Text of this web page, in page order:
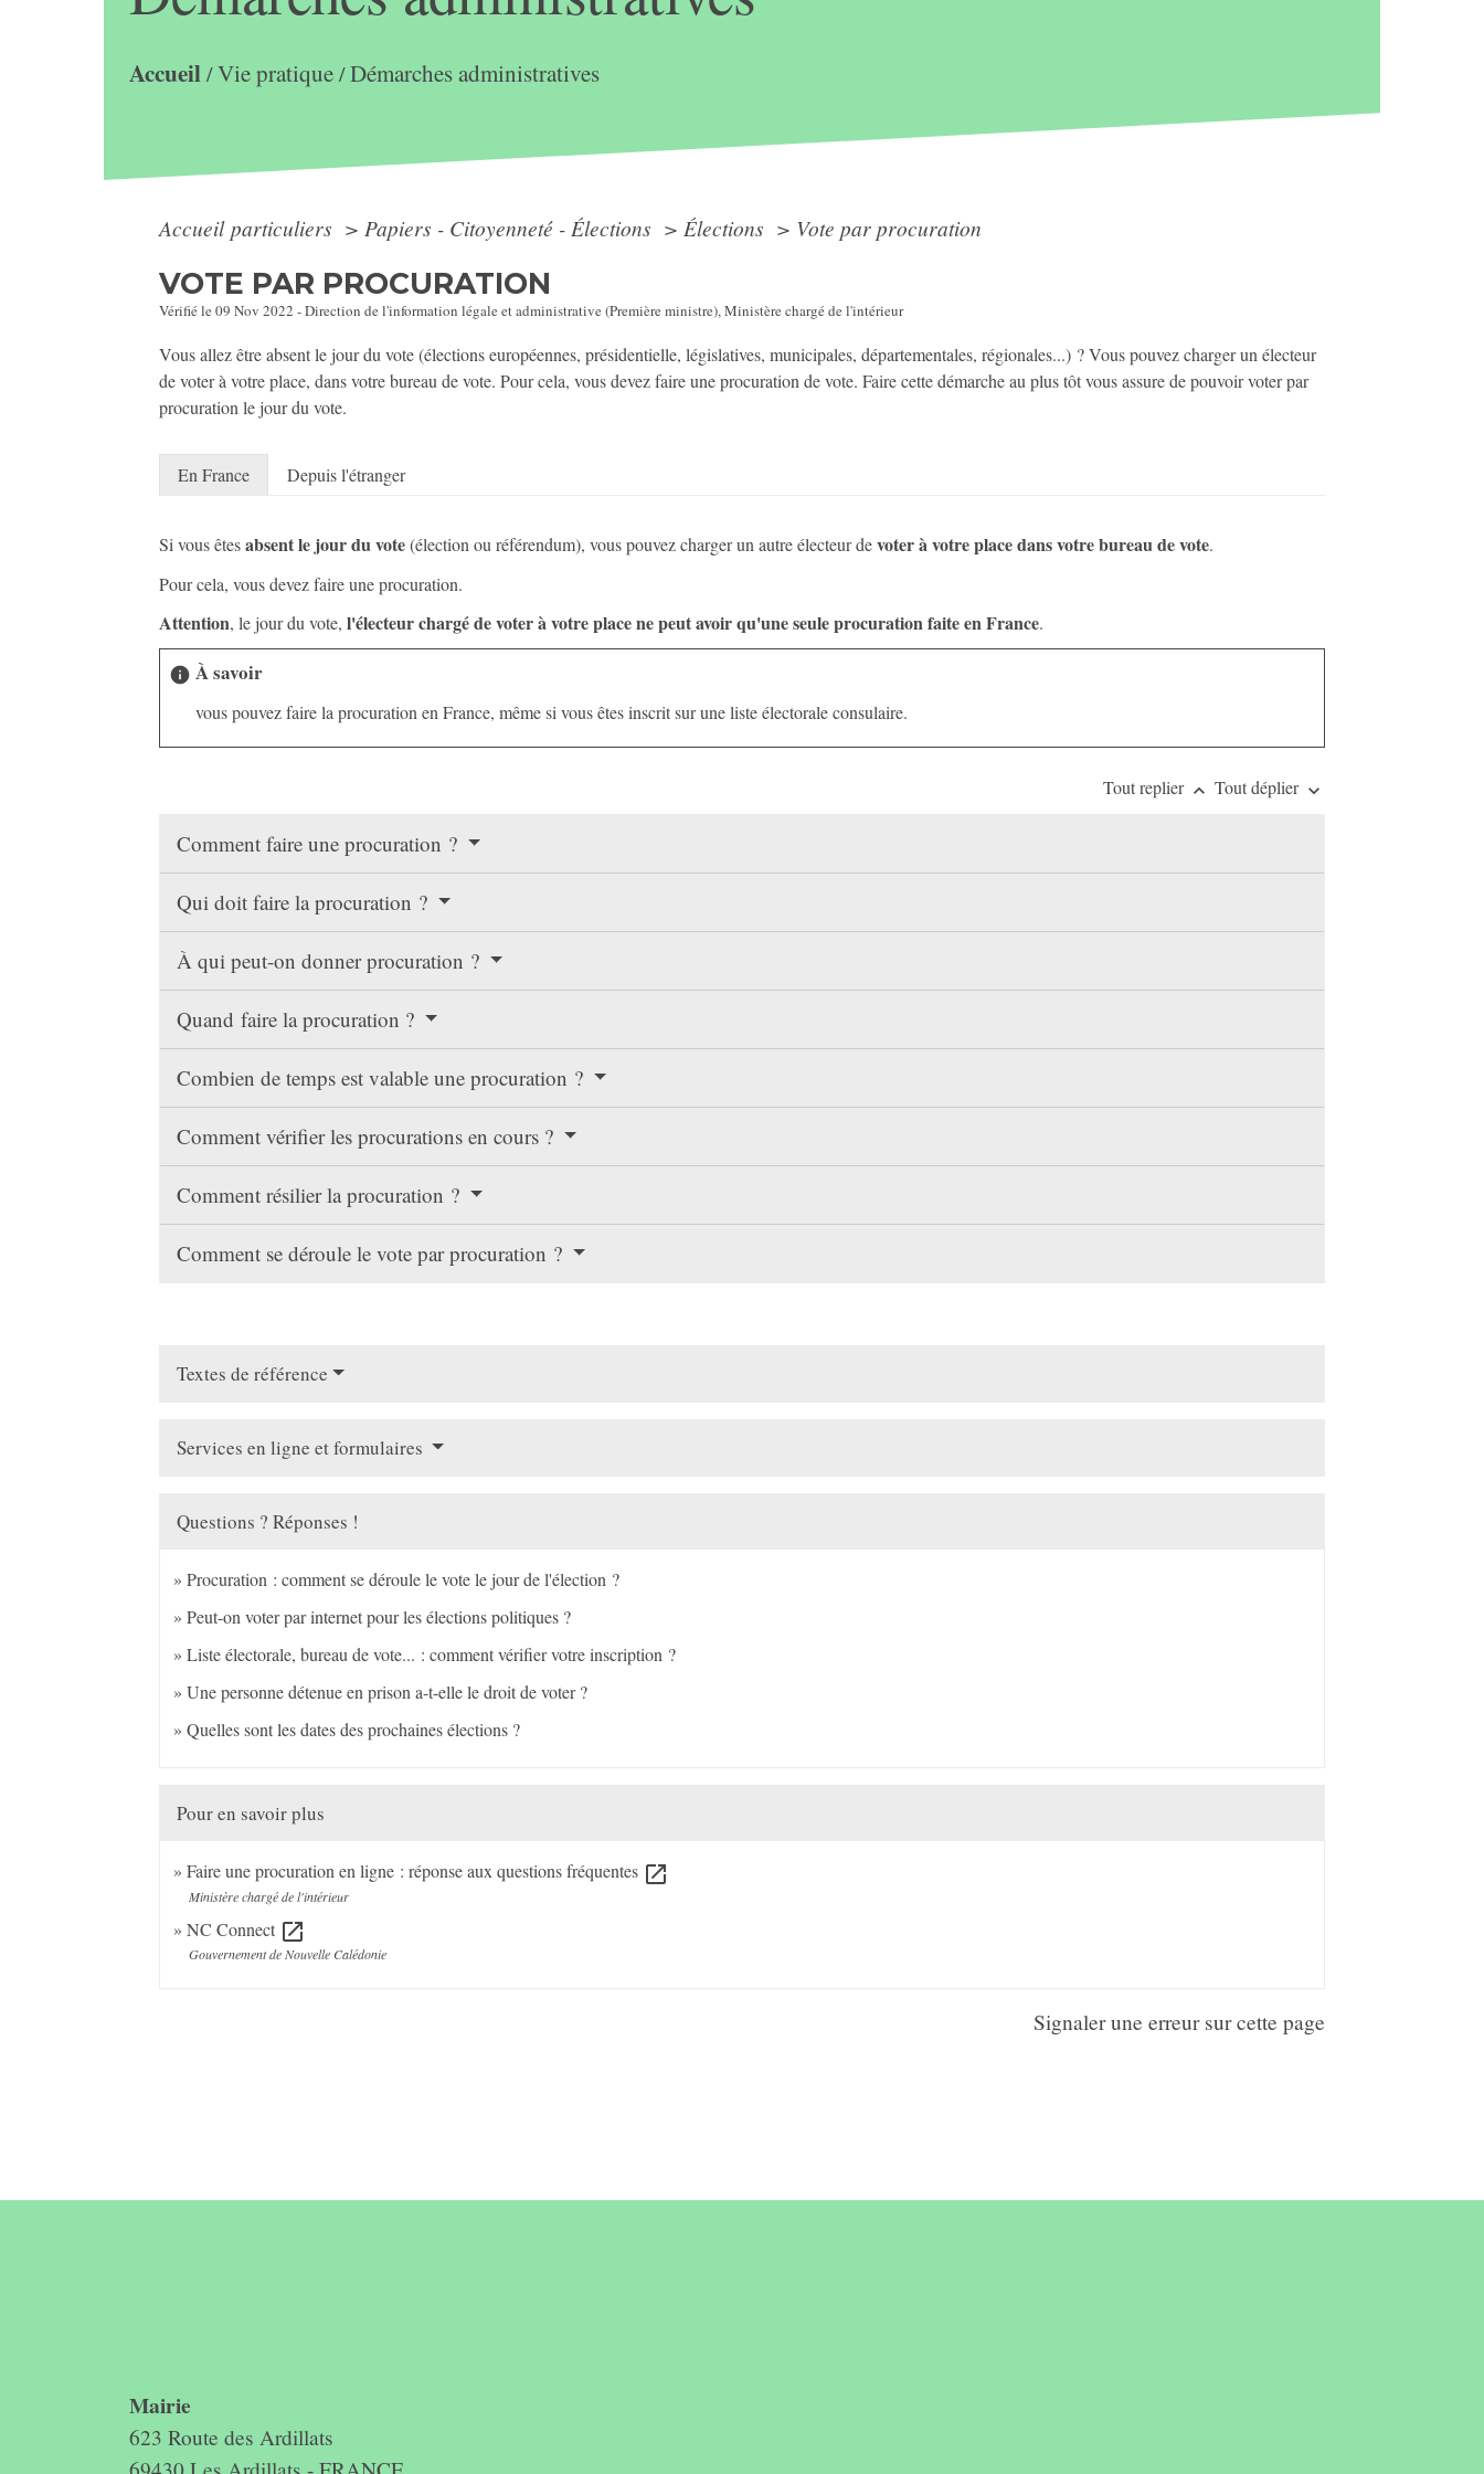
Accueil/Vie pratique/Démarches administratives
Accueil particuliers > Papiers - Citoyenneté - Élections > Élections > Vote par procuration
VOTE PAR PROCURATION
Vérifié le 09 Nov 2022 - Direction de l'information légale et administrative (Première ministre), Ministère chargé de l'intérieur
Vous allez être absent le jour du vote (élections européennes, présidentielle, législatives, municipales, départementales, régionales...) ? Vous pouvez charger un électeur
de voter à votre place, dans votre bureau de vote. Pour cela, vous devez faire une procuration de vote. Faire cette démarche au plus tôt vous assure de pouvoir voter par
procuration le jour du vote.
En France Depuis l'étranger
Si vous êtesabsent le jour du vote(élection ou référendum), vous pouvez charger un autre électeur devoter à votre place dans votre bureau de vote.
Pour cela, vous devez faire une procuration.
Attention, le jour du vote,l'électeur chargé de voter à votre place ne peut avoir qu'une seule procuration faite en France.
info À savoir
vous pouvez faire la procuration en France, même si vous êtes inscrit sur une liste électorale consulaire.
Tout replier keyboard_arrow_up Tout déplier keyboard_arrow_down
Comment faire une procuration ?
Qui doit faire la procuration ?
À qui peut-on donner procuration ?
Quand faire la procuration ?
Combien de temps est valable une procuration ?
Comment vérifier les procurations en cours ?
Comment résilier la procuration ?
Comment se déroule le vote par procuration ?
Textes de référence
Services en ligne et formulaires
Questions ? Réponses !
Procuration : comment se déroule le vote le jour de l'élection ?
Peut-on voter par internet pour les élections politiques ?
Liste électorale, bureau de vote... : comment vérifier votre inscription ?
Une personne détenue en prison a-t-elle le droit de voter ?
Quelles sont les dates des prochaines élections ?
Pour en savoir plus
Faire une procuration en ligne : réponse aux questions fréquentes open_in_new
Ministère chargé de l'intérieur
NC Connect open_in_new
Gouvernement de Nouvelle Calédonie
Signaler une erreur sur cette page
Mairie
623 Route des Ardillats